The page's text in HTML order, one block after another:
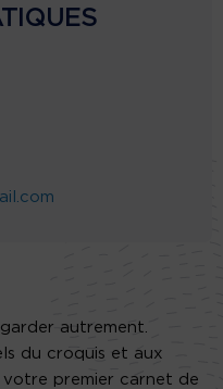
autrement.
du croquis et aux
votre premier carnet de